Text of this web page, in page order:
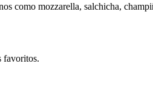
como mozzarella, salchicha,
favoritos.